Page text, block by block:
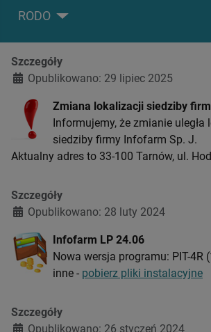
RODO
Szczegóły
Opublikowano: 29 lipiec 2025
Zmiana lokalizacji siedziby
Informujemy, że zmianie uległa
siedziby firmy Infofarm Sp. J.
Aktualny adres to 33-100 Tarnów, ul.
Szczegóły
Opublikowano: 28 luty 2024
Infofarm LP 24.06
Nowa wersja programu: PIT-4R
inne - pobierz pliki instalacyjne
Szczegóły
Opublikowano: 26 styczeń 2024